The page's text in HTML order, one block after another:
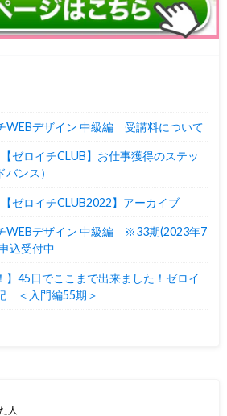
WEBデザイン 中級編 受講料について
ゼロイチCLUB】お仕事獲得のステッ
バンス）
ゼロイチCLUB2022】アーカイブ
WEBデザイン 中級編 ※33期(2023年7
込受付中
】45日でここまで出来ました！ゼロイ
＜入門編55期＞
人